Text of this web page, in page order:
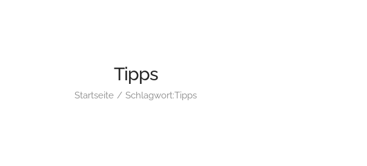
Tipps
Startseite Schlagwort:Tipps